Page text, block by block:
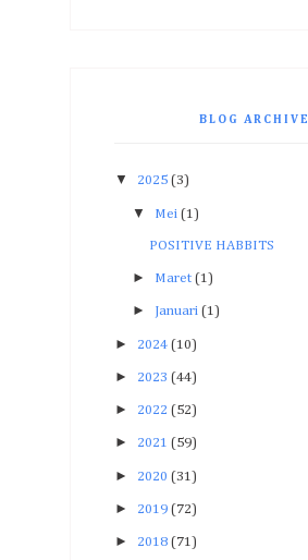
BLOG ARCHIVE
▼ 2025 (3)
▼ Mei (1)
POSITIVE HABBITS
► Maret (1)
► Januari (1)
► 2024 (10)
► 2023 (44)
► 2022 (52)
► 2021 (59)
► 2020 (31)
► 2019 (72)
► 2018 (71)